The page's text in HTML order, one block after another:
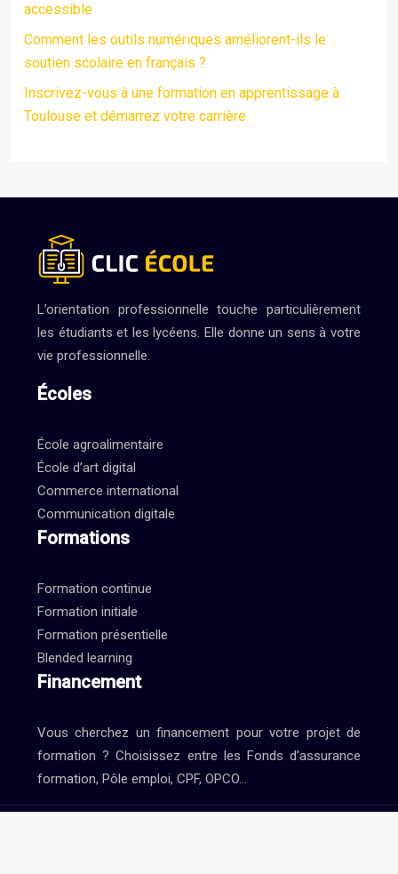
accessible
Comment les outils numériques améliorent-ils le
soutien scolaire en français ?
Inscrivez-vous à une formation en apprentissage à
Toulouse et démarrez votre carrière
L’orientation professionnelle touche particulièrement
les étudiants et les lycéens. Elle donne un sens à votre
vie professionnelle.
Écoles
École agroalimentaire
École d’art digital
Commerce international
Communication digitale
Formations
Formation continue
Formation initiale
Formation présentielle
Blended learning
Financement
Vous cherchez un financement pour votre projet de
formation ? Choisissez entre les Fonds d’assurance
formation, Pôle emploi, CPF, OPCO…